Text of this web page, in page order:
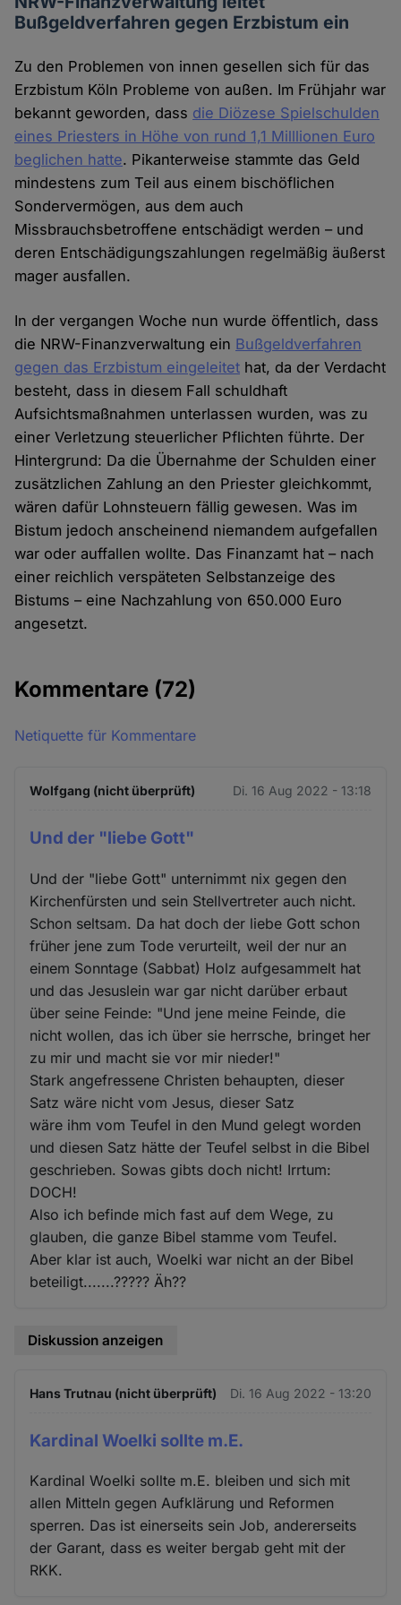
Bußgeldverfahren gegen Erzbistum ein
Zu den Problemen von innen gesellen sich für das
Erzbistum Köln Probleme von außen. Im Frühjahr war
bekannt geworden, dass die Diözese Spielschulden
eines Priesters in Höhe von rund 1,1 Milllionen Euro
beglichen hatte. Pikanterweise stammte das Geld
mindestens zum Teil aus einem bischöflichen
Sondervermögen, aus dem auch
Missbrauchsbetroffene entschädigt werden – und
deren Entschädigungszahlungen regelmäßig äußerst
mager ausfallen.
In der vergangen Woche nun wurde öffentlich, dass
die NRW-Finanzverwaltung ein Bußgeldverfahren
gegen das Erzbistum eingeleitet hat, da der Verdacht
besteht, dass in diesem Fall schuldhaft
Aufsichtsmaßnahmen unterlassen wurden, was zu
einer Verletzung steuerlicher Pflichten führte. Der
Hintergrund: Da die Übernahme der Schulden einer
zusätzlichen Zahlung an den Priester gleichkommt,
wären dafür Lohnsteuern fällig gewesen. Was im
Bistum jedoch anscheinend niemandem aufgefallen
war oder auffallen wollte. Das Finanzamt hat – nach
einer reichlich verspäteten Selbstanzeige des
Bistums – eine Nachzahlung von 650.000 Euro
angesetzt.
Kommentare (72)
Netiquette für Kommentare
Wolfgang (nicht überprüft) Di. 16 Aug 2022 - 13:18
Und der "liebe Gott"
Und der "liebe Gott" unternimmt nix gegen den
Kirchenfürsten und sein Stellvertreter auch nicht.
Schon seltsam. Da hat doch der liebe Gott schon
früher jene zum Tode verurteilt, weil der nur an
einem Sonntage (Sabbat) Holz aufgesammelt hat
und das Jesuslein war gar nicht darüber erbaut
über seine Feinde: "Und jene meine Feinde, die
nicht wollen, das ich über sie herrsche, bringet her
zu mir und macht sie vor mir nieder!"
Stark angefressene Christen behaupten, dieser
Satz wäre nicht vom Jesus, dieser Satz
wäre ihm vom Teufel in den Mund gelegt worden
und diesen Satz hätte der Teufel selbst in die Bibel
geschrieben. Sowas gibts doch nicht! Irrtum:
DOCH!
Also ich befinde mich fast auf dem Wege, zu
glauben, die ganze Bibel stamme vom Teufel.
Aber klar ist auch, Woelki war nicht an der Bibel
beteiligt.......????? Äh??
Diskussion anzeigen
Hans Trutnau (nicht überprüft) Di. 16 Aug 2022 - 13:20
Kardinal Woelki sollte m.E.
Kardinal Woelki sollte m.E. bleiben und sich mit
allen Mitteln gegen Aufklärung und Reformen
sperren. Das ist einerseits sein Job, andererseits
der Garant, dass es weiter bergab geht mit der
RKK.